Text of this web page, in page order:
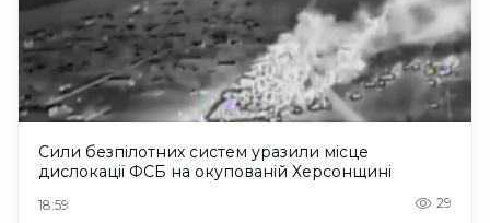
Сили безпілотних систем уразили місце
дислокації ФСБ на окупованій Херсонщині
18:59 29